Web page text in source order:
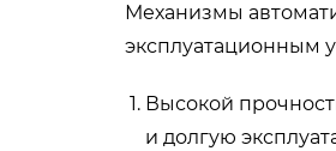
Механизмы
эксплуатационным
Высокой
и долгую